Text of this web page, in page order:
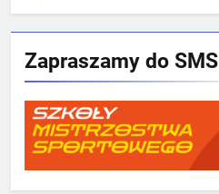
Zapraszamy do SMS